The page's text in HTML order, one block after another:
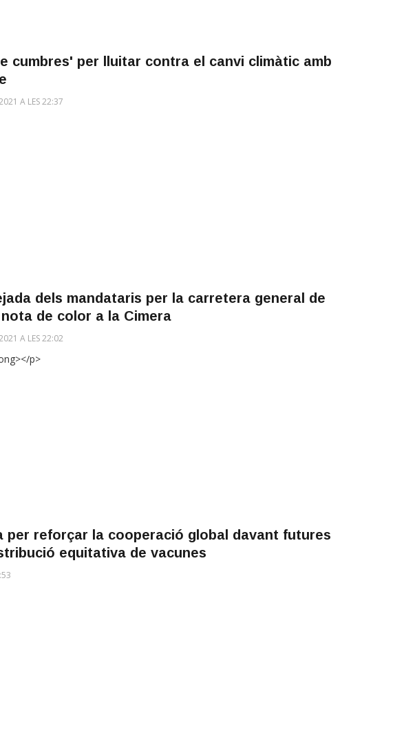
cumbres' per lluitar contra el canvi climàtic amb
A LES 22:37
dels mandataris per la carretera general de
de color a la Cimera
A LES 22:02
p>
per reforçar la cooperació global davant futures
equitativa de vacunes